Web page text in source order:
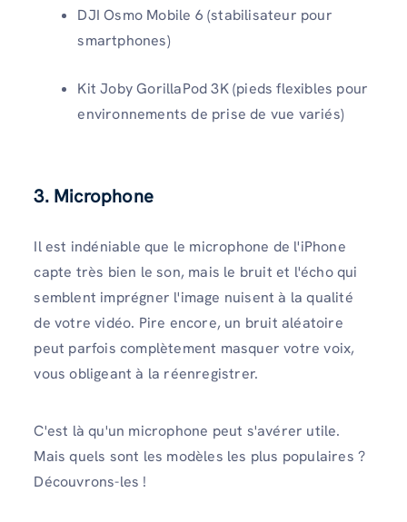
DJI Osmo Mobile 6 (stabilisateur pour
smartphones)
Kit Joby GorillaPod 3K (pieds flexibles pour
environnements de prise de vue variés)
3. Microphone
Il est indéniable que le microphone de l'iPhone
capte très bien le son, mais le bruit et l'écho qui
semblent imprégner l'image nuisent à la qualité
de votre vidéo. Pire encore, un bruit aléatoire
peut parfois complètement masquer votre voix,
vous obligeant à la réenregistrer.
C'est là qu'un microphone peut s'avérer utile.
Mais quels sont les modèles les plus populaires ?
Découvrons-les !